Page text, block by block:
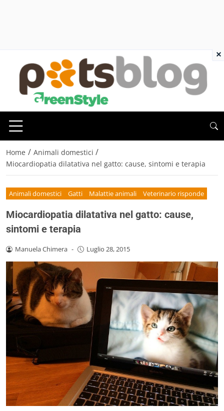
Home / Animali domestici /
Miocardiopatia dilatativa nel gatto: cause, sintomi e terapia
Animali domestici Gatti Malattie animali Veterinario risponde
Miocardiopatia dilatativa nel gatto: cause,
sintomi e terapia
Manuela Chimera - Luglio 28, 2015
×